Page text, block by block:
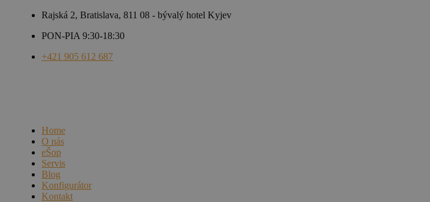
Rajská 2, Bratislava, 811 08 - bývalý hotel Kyjev
PON-PIA 9:30-18:30
+421 905 612 687
Home
O nás
eŠop
Servis
Blog
Konfigurátor
Kontakt